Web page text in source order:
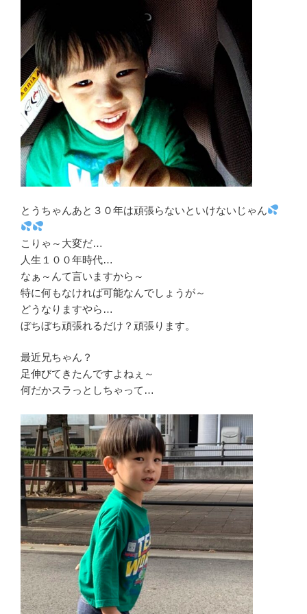
とうちゃんあと３０年は頑張らないといけないじゃん
こりゃ～大変だ…
人生１００年時代…
なぁ～んて言いますから～
特に何もなければ可能なんでしょうが～
どうなりますやら…
ぼちぼち頑張れるだけ？頑張ります。
最近兄ちゃん？
足伸びてきたんですよねぇ～
何だかスラっとしちゃって…